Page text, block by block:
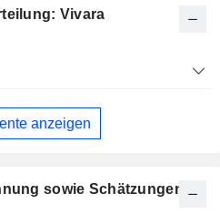
Vivara
anzeigen
sowie Schätzungen